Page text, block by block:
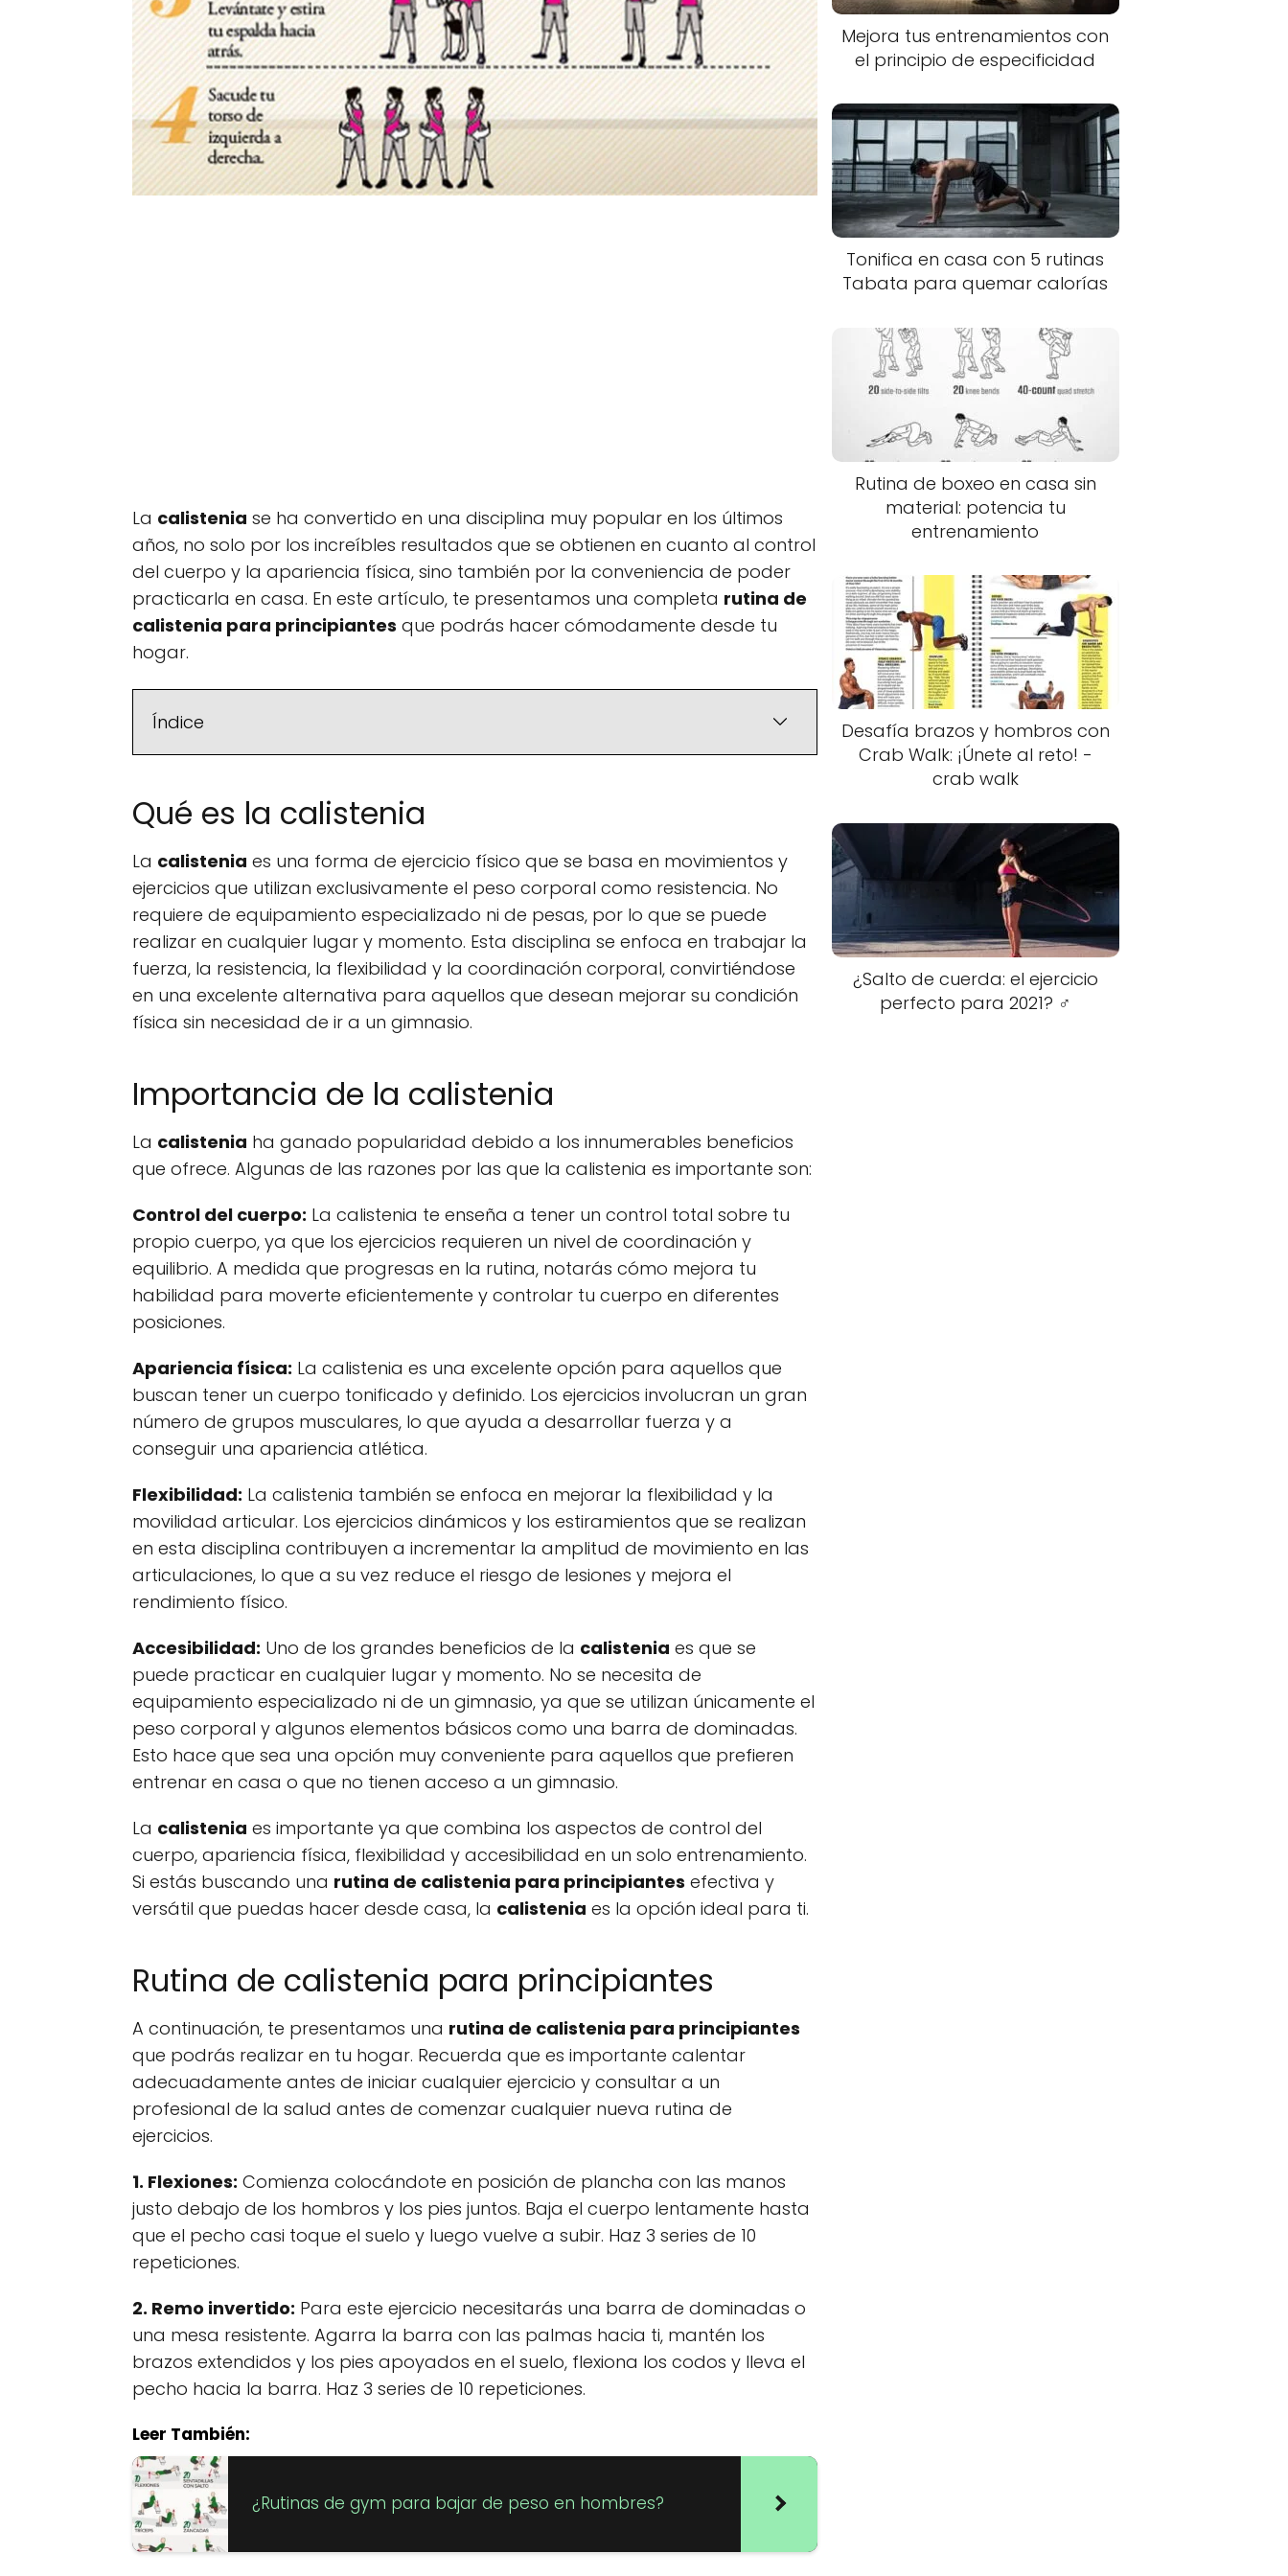
La calistenia se ha convertido en una disciplina muy popular en los últimos
años, no solo por los increíbles resultados que se obtienen en cuanto al control
del cuerpo y la apariencia física, sino también por la conveniencia de poder
practicarla en casa. En este artículo, te presentamos una completa rutina de
calistenia para principiantes que podrás hacer cómodamente desde tu
hogar.
Índice
Qué es la calistenia
La calistenia es una forma de ejercicio físico que se basa en movimientos y
ejercicios que utilizan exclusivamente el peso corporal como resistencia. No
requiere de equipamiento especializado ni de pesas, por lo que se puede
realizar en cualquier lugar y momento. Esta disciplina se enfoca en trabajar la
fuerza, la resistencia, la flexibilidad y la coordinación corporal, convirtiéndose
en una excelente alternativa para aquellos que desean mejorar su condición
física sin necesidad de ir a un gimnasio.
Importancia de la calistenia
La calistenia ha ganado popularidad debido a los innumerables beneficios
que ofrece. Algunas de las razones por las que la calistenia es importante son:
Control del cuerpo: La calistenia te enseña a tener un control total sobre tu
propio cuerpo, ya que los ejercicios requieren un nivel de coordinación y
equilibrio. A medida que progresas en la rutina, notarás cómo mejora tu
habilidad para moverte eficientemente y controlar tu cuerpo en diferentes
posiciones.
Apariencia física: La calistenia es una excelente opción para aquellos que
buscan tener un cuerpo tonificado y definido. Los ejercicios involucran un gran
número de grupos musculares, lo que ayuda a desarrollar fuerza y a
conseguir una apariencia atlética.
Flexibilidad: La calistenia también se enfoca en mejorar la flexibilidad y la
movilidad articular. Los ejercicios dinámicos y los estiramientos que se realizan
en esta disciplina contribuyen a incrementar la amplitud de movimiento en las
articulaciones, lo que a su vez reduce el riesgo de lesiones y mejora el
rendimiento físico.
Accesibilidad: Uno de los grandes beneficios de la calistenia es que se
puede practicar en cualquier lugar y momento. No se necesita de
equipamiento especializado ni de un gimnasio, ya que se utilizan únicamente el
peso corporal y algunos elementos básicos como una barra de dominadas.
Esto hace que sea una opción muy conveniente para aquellos que prefieren
entrenar en casa o que no tienen acceso a un gimnasio.
La calistenia es importante ya que combina los aspectos de control del
cuerpo, apariencia física, flexibilidad y accesibilidad en un solo entrenamiento.
Si estás buscando una rutina de calistenia para principiantes efectiva y
versátil que puedas hacer desde casa, la calistenia es la opción ideal para ti.
Rutina de calistenia para principiantes
A continuación, te presentamos una rutina de calistenia para principiantes
que podrás realizar en tu hogar. Recuerda que es importante calentar
adecuadamente antes de iniciar cualquier ejercicio y consultar a un
profesional de la salud antes de comenzar cualquier nueva rutina de
ejercicios.
1. Flexiones: Comienza colocándote en posición de plancha con las manos
justo debajo de los hombros y los pies juntos. Baja el cuerpo lentamente hasta
que el pecho casi toque el suelo y luego vuelve a subir. Haz 3 series de 10
repeticiones.
2. Remo invertido: Para este ejercicio necesitarás una barra de dominadas o
una mesa resistente. Agarra la barra con las palmas hacia ti, mantén los
brazos extendidos y los pies apoyados en el suelo, flexiona los codos y lleva el
pecho hacia la barra. Haz 3 series de 10 repeticiones.
Leer También:
¿Rutinas de gym para bajar de peso en hombres?
Mejora tus entrenamientos con
el principio de especificidad
Tonifica en casa con 5 rutinas
Tabata para quemar calorías
Rutina de boxeo en casa sin
material: potencia tu
entrenamiento
Desafía brazos y hombros con
Crab Walk: ¡Únete al reto! -
crab walk
¿Salto de cuerda: el ejercicio
perfecto para 2021? ️‍♂️